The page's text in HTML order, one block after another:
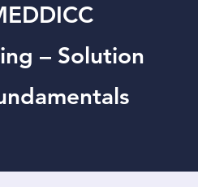
– Solution